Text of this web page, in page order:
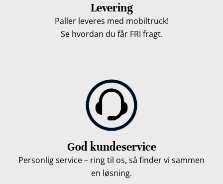
Levering
Paller leveres med mobiltruck!
Se hvordan du får FRI fragt.
God kundeservice
Personlig service – ring til os, så finder vi sammen
en løsning.